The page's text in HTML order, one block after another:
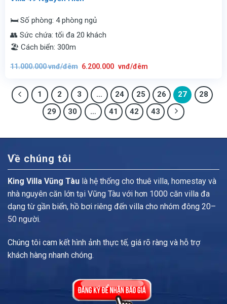
🛏️ Số phòng: 4 phòng ngủ
👥 Sức chứa: tối đa 20 khách
🏖️ Cách biển: 300m
11.000.000vnđ/đêm gốc
vnđ/
đêm.
6.200.000 vnđ/đêm
6.200.000
vnđ/
đêm.
1 2 3 … 24 25 26 27
28
29
30 … 41 42 43
Về chúng tôi
King Villa Vũng Tàu là hệ thống cho thuê villa, homestay và
nhà nguyên căn lớn tại Vũng Tàu với hơn 1000 căn villa đa
dạng từ gần biển, hồ bơi riêng đến villa cho nhóm đông 20–
50 người.
Chúng tôi cam kết hình ảnh thực tế, giá rõ ràng và hỗ trợ
khách hàng nhanh chóng.